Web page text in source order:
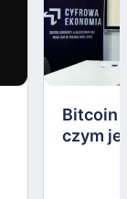
Bitcoin
czym